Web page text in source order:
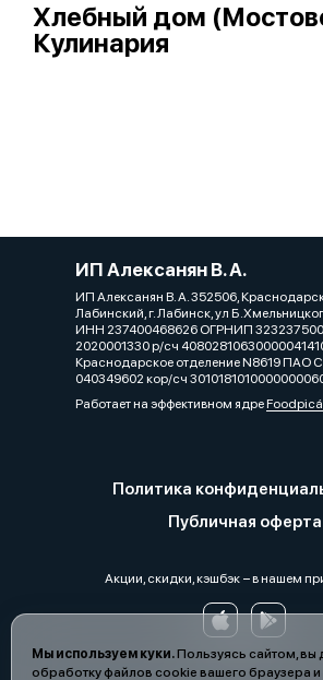
Мы используем куки.Пользуясь сайтом, вы
обработку файлов cookie вашего браузера
Хлебный дом
Кулинария
ИП Алексанян В. А.
ИП Алексанян В. А. 352506,
Лабинский, г. Лабинск, ул
ИНН 237400468626 ОГРНИП
2020001330 р/сч
Краснодарское отделение N8619 ПАО
040349602 кор/сч
Работает на эффективном ядре
Политика
Публичная оферта
Акции, скидки, кэшбэк − в нашем